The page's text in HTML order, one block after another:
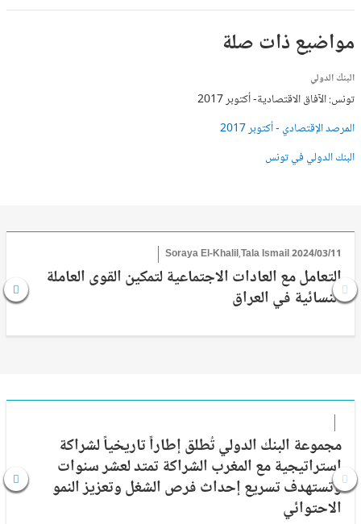
مواضيع ذات صلة
البنك الدولي
تونس: الآفاق الاقتصادية- أكتوبر 2017
المرصد الإقتصادي - أكتوبر 2017
البنك الدولي في تونس
Soraya El-Khalil,Tala Ismail2024/03/11
التعامل مع العادات الاجتماعية لتمكين القوى العاملة
النسائية في العراق
مجموعة البنك الدولي تُطلق إطاراً تاريخياً لشراكة
إستراتيجية مع المغرب الشراكة تمتد لعشر سنوات
وتستهدف تسريع إحداث فرص الشغل وتعزيز النمو
الاحتوائي